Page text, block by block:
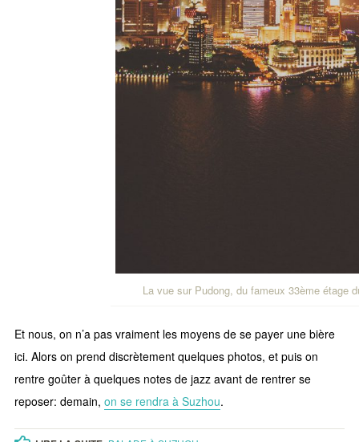
La vue sur Pudong, du fameux 33ème étage
Et nous, on n’a pas vraiment les moyens de se payer une bière
ici. Alors on prend discrètement quelques photos, et puis on
rentre goûter à quelques notes de jazz avant de rentrer se
reposer: demain, on se rendra à Suzhou.